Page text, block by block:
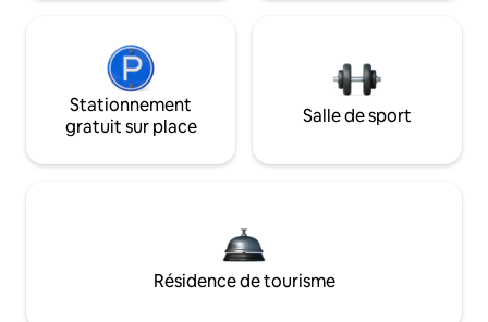
Stationnement
gratuit sur place
Salle de sport
Résidence de tourisme